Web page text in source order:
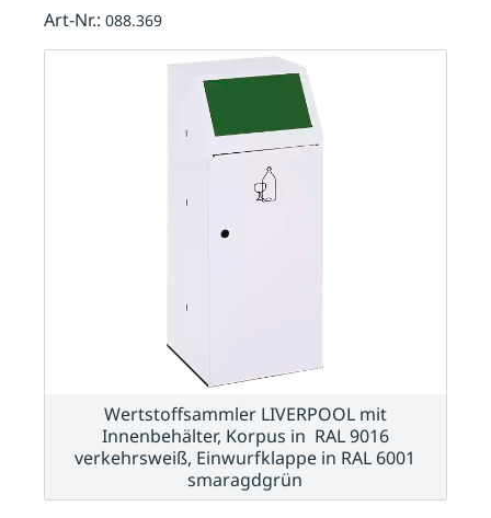
Art-Nr.: 088.369
Wertstoffsammler LIVERPOOL mit
Innenbehälter, Korpus in RAL 9016
verkehrsweiß, Einwurfklappe in RAL 6001
smaragdgrün